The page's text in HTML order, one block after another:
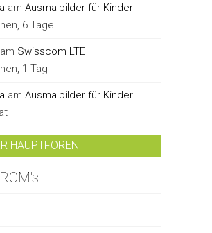
am Ausmalbilder für Kinder
6 Tage
am Swisscom LTE
1 Tag
am Ausmalbilder für Kinder
HAUPTFOREN